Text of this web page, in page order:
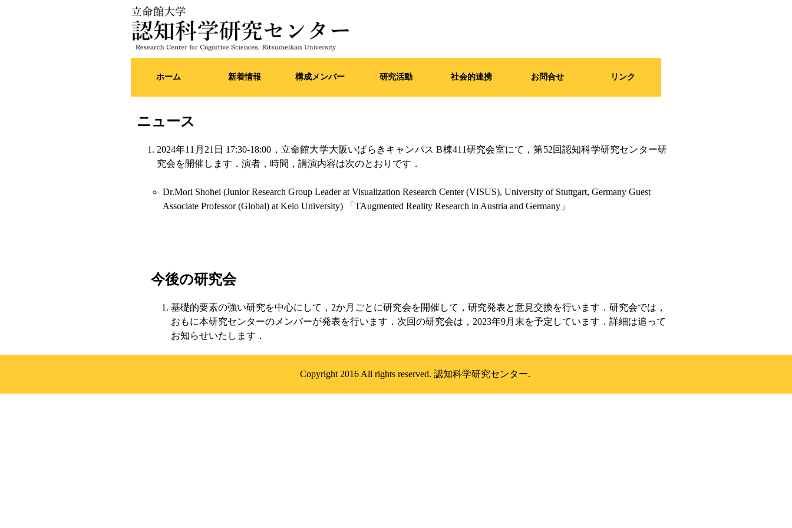
ホーム 新着情報 構成メンバー 研究活動 社会的連携 お問合せ リンク
ニュース
2024年11月21日 17:30-18:00，立命館大学大阪いばらきキャンパス B棟411研究会室にて，第52回認知科学研究センター研
究会を開催します．演者，時間，講演内容は次のとおりです．
Dr.Mori Shohei (Junior Research Group Leader at Visualization Research Center (VISUS), University of Stuttgart, Germany Guest
Associate Professor (Global) at Keio University) 「TAugmented Reality Research in Austria and Germany」
今後の研究会
基礎的要素の強い研究を中心にして，2か月ごとに研究会を開催して，研究発表と意見交換を行います．研究会では，
おもに本研究センターのメンバーが発表を行います．次回の研究会は，2023年9月末を予定しています．詳細は追って
お知らせいたします．
Copyright 2016 All rights reserved. 認知科学研究センター.